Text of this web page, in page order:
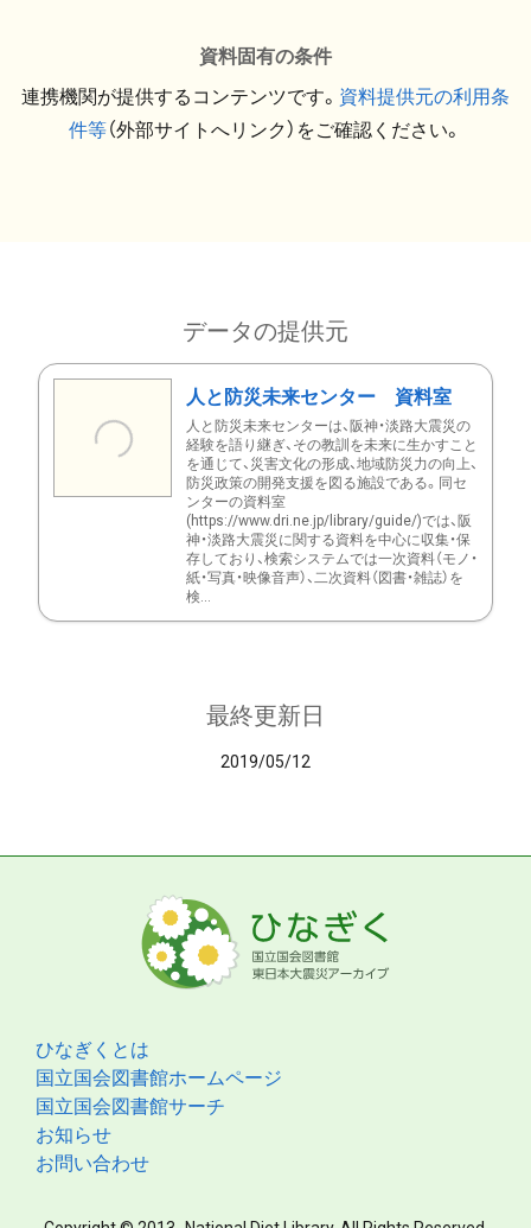
資料固有の条件
連携機関が提供するコンテンツです。 資料提供元の利用条
件等（外部サイトへリンク）をご確認ください。
データの提供元
人と防災未来センター 資料室
人と防災未来センターは、阪神・淡路大震災の
経験を語り継ぎ、その教訓を未来に生かすこと
を通じて、災害文化の形成、地域防災力の向上、
防災政策の開発支援を図る施設である。同セ
ンターの資料室
(https://www.dri.ne.jp/library/guide/)では、阪
神・淡路大震災に関する資料を中心に収集・保
存しており、検索システムでは一次資料（モノ・
紙・写真・映像音声）、二次資料（図書・雑誌）を
検...
最終更新日
2019/05/12
ひなぎくとは
国立国会図書館ホームページ
国立国会図書館サーチ
お知らせ
お問い合わせ